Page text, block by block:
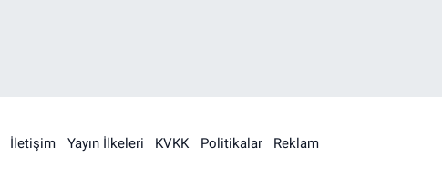
İletişim Yayın İlkeleri KVKK Politikalar Reklam